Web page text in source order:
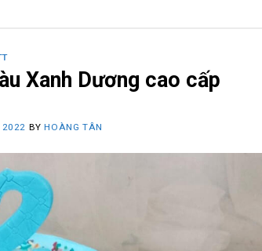
Xanh Dương cao cấp
2022 BYHOÀNG TÂN